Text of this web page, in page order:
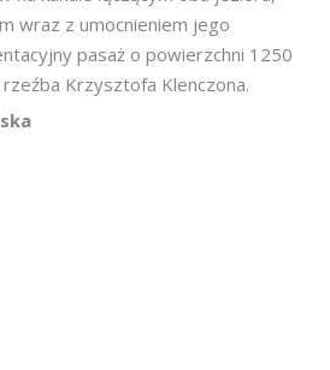
wraz z umocnieniem jego
pasaż o powierzchni 1250
Krzysztofa Klenczona.